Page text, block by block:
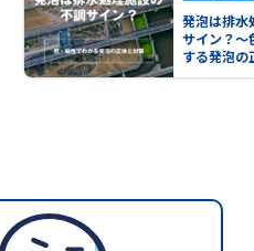
発泡は排水
サイン？～
する発泡の